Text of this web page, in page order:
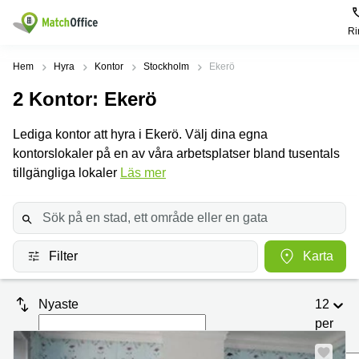
Hyra / hyra ut
Kategorier
Kontor
Kontorshotell
Lagerlokaler
Industrilokaler
Verkstad
Mötesrum
Populära
Stockholm
Göteborg
Uppsala
Norrköping
Skåne
Älvsjö
Populära
Kontorshotell
Stockholm
Stockholm
Kontorshotell
Göteborg
Coworking
Malmö
Hjälp
Om oss
Pris
Logga in
Hem Hyra Kontor Stockholm Ekerö
2 Kontor: Ekerö
Lediga kontor att hyra i Ekerö. Välj dina egna
kontorslokaler på en av våra arbetsplatser bland tusentals
tillgängliga lokaler Läs mer
Filter Karta
Nyaste
12
per
sida